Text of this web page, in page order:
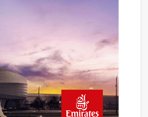
geliri yüzde 20 arttı, net kârı
düştü